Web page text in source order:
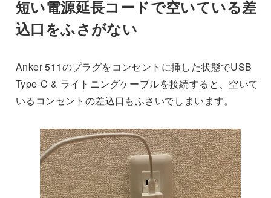
短い電源延長コードで空いている差
込口をふさがない
Anker 511のプラグをコンセントに挿した状態でUSB
Type-C & ライトニングケーブルを接続すると、空いて
いるコンセントの差込口もふさいでしまいます。